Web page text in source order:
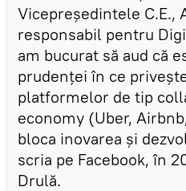
Vicepreședintele C.E.,
responsabil pentru
am bucurat să aud că
prudenței în ce
platformelor de tip
economy (Uber,
bloca inovarea și
scria pe Facebook, în
Drulă.